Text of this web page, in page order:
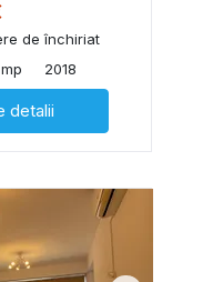
de închiriat
2018
detalii